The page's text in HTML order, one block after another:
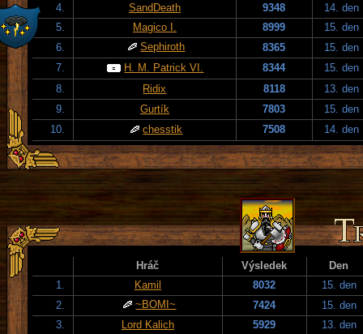
4.
SandDeath 9348
14. den
5.
Magico I. 8999
15. den
6.
Sephiroth 8365
15. den
7.
H. M. Patrick VI. 8344
15. den
8.
Ridix 8118
13. den
9.
Gurtík 7803
15. den
10.
chesstik 7508 14. den
Hráč Výsledek
Den
1.
Kamil 8032
15. den
2.
~BOMI~ 7424
15. den
3.
Lord Kalich 5929
13. den